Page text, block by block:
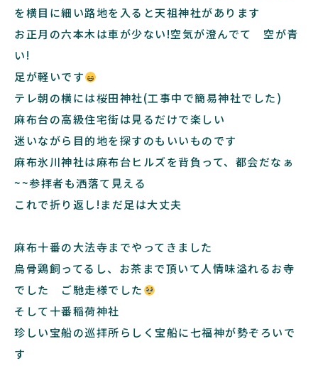
を横目に細い路地を入ると天祖神社があります
お正月の六本木は車が少ない!空気が澄んでて 空が青
い!
足が軽いです
テレ朝の横には桜田神社(工事中で簡易神社でした)
麻布台の高級住宅街は見るだけで楽しい
迷いながら目的地を探すのもいいものです
麻布氷川神社は麻布台ヒルズを背負って、都会だなぁ
~~参拝者も洒落て見える
これで折り返し!まだ足は大丈夫
麻布十番の大法寺までやってきました
烏骨鶏飼ってるし、お茶まで頂いて人情味溢れるお寺
でした ご馳走様でした
そして十番稲荷神社
珍しい宝船の巡拝所らしく宝船に七福神が勢ぞろいで
す